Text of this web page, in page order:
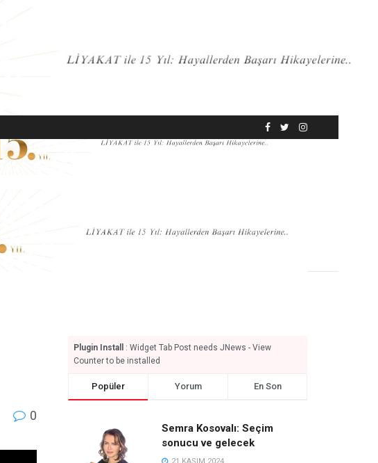
SANAT
0
Plugin Install
: Widget Tab Post needs JNews - View
Counter to be installed
Popüler Yorum En Son
Semra Kosovalı: Seçim
sonucu ve gelecek